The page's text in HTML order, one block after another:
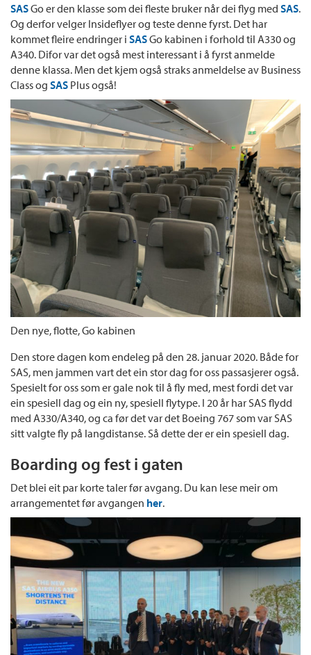
SASGo er den klasse som dei fleste bruker når dei flyg med SAS.
Og derfor velger Insideflyer og teste denne fyrst. Det har
kommet fleire endringer i SASGo kabinen i forhold til A330 og
A340. Difor var det også mest interessant i å fyrst anmelde
denne klassa. Men det kjem også straks anmeldelse av Business
Class og SAS Plus også!
Den nye, flotte, Go kabinen
Den store dagen kom endeleg på den 28. januar 2020. Både for
SAS, men jammen vart det ein stor dag for oss passasjerer også.
Spesielt for oss som er gale nok til å fly med, mest fordi det var
ein spesiell dag og ein ny, spesiell flytype. I 20 år har SAS flydd
med A330/A340, og ca før det var det Boeing 767 som var SAS
sitt valgte fly på langdistanse. Så dette der er ein spesiell dag.
Boarding og fest i gaten
Det blei eit par korte taler før avgang. Du kan lese meir om
arrangementet før avgangen her.